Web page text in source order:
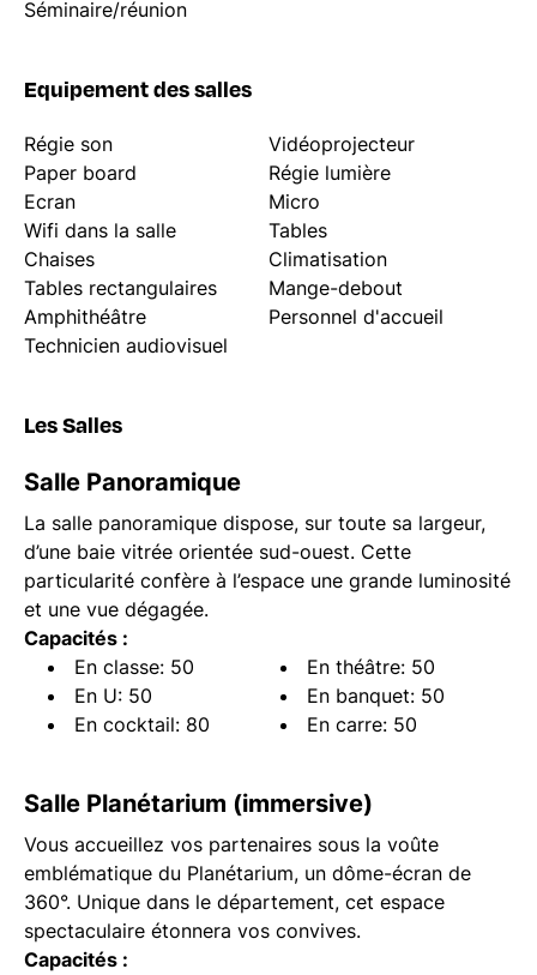
Séminaire/réunion
Equipement des salles
Régie son
Vidéoprojecteur
Paper board
Régie lumière
Ecran
Micro
Wifi dans la salle
Tables
Chaises
Climatisation
Tables rectangulaires
Mange-debout
Amphithéâtre
Personnel d'accueil
Technicien audiovisuel
Les Salles
Salle Panoramique
La salle panoramique dispose, sur toute sa largeur,
d’une baie vitrée orientée sud-ouest. Cette
particularité confère à l’espace une grande luminosité
et une vue dégagée.
Capacités :
En classe: 50
En théâtre: 50
En U: 50
En banquet: 50
En cocktail: 80
En carre: 50
Salle Planétarium (immersive)
Vous accueillez vos partenaires sous la voûte
emblématique du Planétarium, un dôme-écran de
360°. Unique dans le département, cet espace
spectaculaire étonnera vos convives.
Capacités :